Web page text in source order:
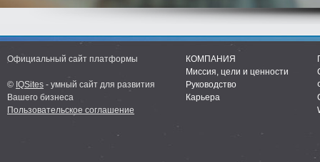
Официальный сайт платформы
© IQSites - умный сайт для развития
Вашего бизнеса
Пользовательское соглашение
КОМПАНИЯ
Миссия, цели и ценности
Руководство
Карьера